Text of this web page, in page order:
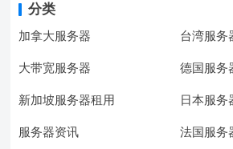
分类
加拿大服务器 台湾服务
大带宽服务器 德国服务
新加坡服务器租用 日本服务
服务器资讯 法国服务